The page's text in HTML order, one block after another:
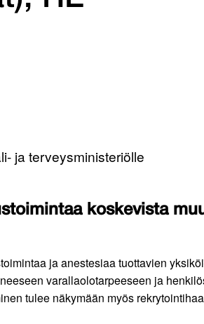
ja terveysministeriölle
koskevista
ja anestesiaa tuottavien
varallaolotarpeeseen ja
tulee näkymään myös